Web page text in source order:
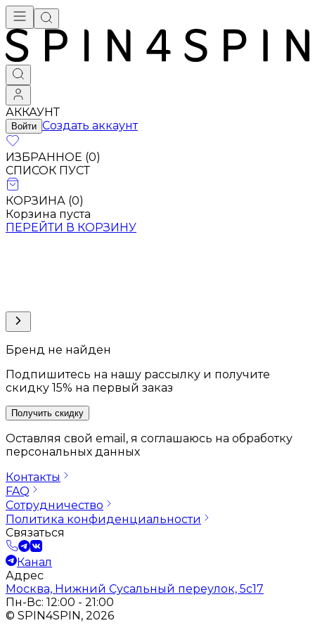
АККАУНТ
Войти Создать аккаунт
ИЗБРАННОЕ (0)
СПИСОК ПУСТ
КОРЗИНА (0)
Корзина пуста
ПЕРЕЙТИ В КОРЗИНУ
Бренд не найден
Подпишитесь на нашу рассылку и получите
скидку 15% на первый заказ
Получить скидку
Оставляя свой email, я соглашаюсь на обработку
персональных данных
Контакты
FAQ
Сотрудничество
Политика конфиденциальности
Связаться
Канал
Адрес
Москва, Нижний Сусальный переулок, 5с17
Пн-Вс: 12:00 - 21:00
© SPIN4SPIN, 2026
Брендовая одежда - купить в Москве